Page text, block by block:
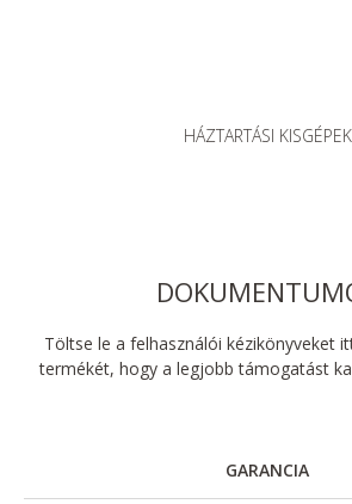
HÁZTARTÁSI KISGÉPEK
Töltse le a felhasználói kézikönyveket
termékét, hogy a legjobb támogatást
GARANCIA